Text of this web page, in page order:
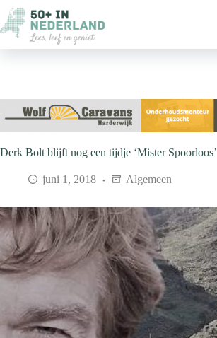
naar
de
inhoud
Derk Bolt blijft nog een tijdje ‘Mister Spoorloos’
juni 1, 2018 Algemeen